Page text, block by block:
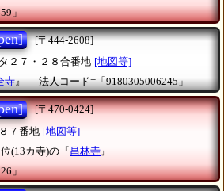
」
[〒444-2608]
２７・２８合番地 [地図等]
寺』 法人コード=「9180305006245」
[〒470-0424]
７番地 [地図等]
(13カ寺)の『昌林寺 』
」